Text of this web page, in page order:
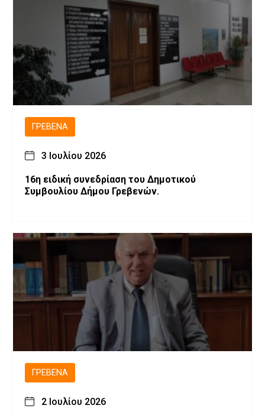
ΓΡΕΒΕΝΆ
3 Ιουλίου 2026
16η ειδική συνεδρίαση του Δημοτικού
Συμβουλίου Δήμου Γρεβενών.
ΓΡΕΒΕΝΆ
2 Ιουλίου 2026